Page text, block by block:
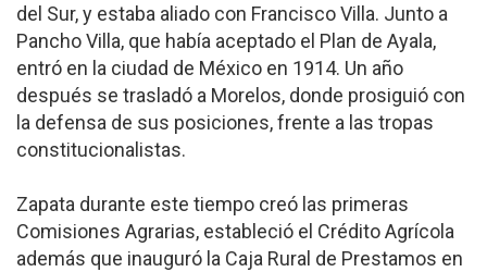
del Sur, y estaba aliado con Francisco Villa. Junto a
Pancho Villa, que había aceptado el Plan de Ayala,
entró en la ciudad de México en 1914. Un año
después se trasladó a Morelos, donde prosiguió con
la defensa de sus posiciones, frente a las tropas
constitucionalistas.
Zapata durante este tiempo creó las primeras
Comisiones Agrarias, estableció el Crédito Agrícola
además que inauguró la Caja Rural de Prestamos en